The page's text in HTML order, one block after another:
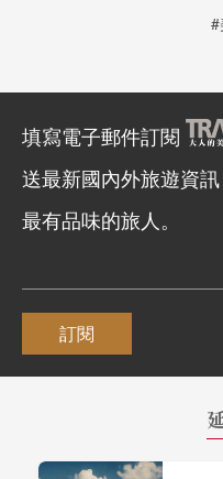
填寫電子郵件訂閱
送最新國內外旅遊資
最有品味的旅人。
訂閱